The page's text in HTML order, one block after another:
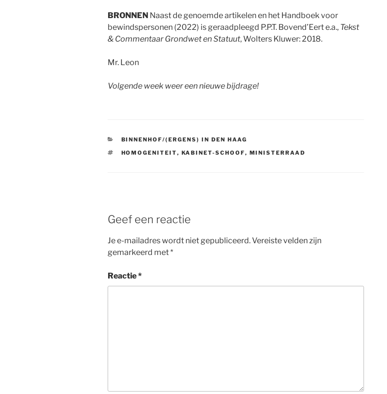
BRONNEN Naast de genoemde artikelen en het Handboek voor
bewindspersonen (2022) is geraadpleegd P.P.T. Bovend’Eert e.a., Tekst
& Commentaar Grondwet en Statuut, Wolters Kluwer: 2018.
Mr. Leon
Volgende week weer een nieuwe bijdrage!
CATEGORIEËN
BINNENHOF/(ERGENS) IN DEN HAAG
TAGS
HOMOGENITEIT, KABINET-SCHOOF, MINISTERRAAD
Geef een reactie
Je e-mailadres wordt niet gepubliceerd.Vereiste velden zijn
gemarkeerd met*
Reactie*